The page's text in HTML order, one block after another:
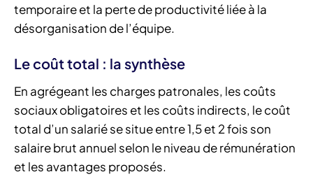
temporaire et la perte de productivité liée à la
désorganisation de l’équipe.
Le coût total : la synthèse
En agrégeant les charges patronales, les coûts
sociaux obligatoires et les coûts indirects, le coût
total d’un salarié se situe entre 1,5 et 2 fois son
salaire brut annuel selon le niveau de rémunération
et les avantages proposés.